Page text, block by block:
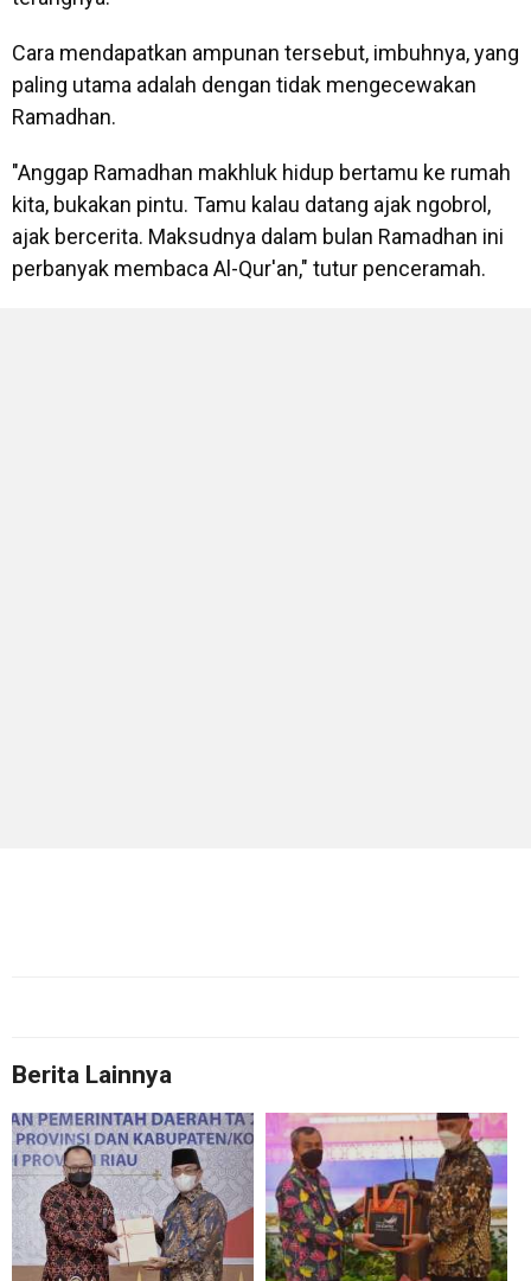
Cara mendapatkan ampunan tersebut, imbuhnya, yang
paling utama adalah dengan tidak mengecewakan
Ramadhan.
"Anggap Ramadhan makhluk hidup bertamu ke rumah
kita, bukakan pintu. Tamu kalau datang ajak ngobrol,
ajak bercerita. Maksudnya dalam bulan Ramadhan ini
perbanyak membaca Al-Qur'an," tutur penceramah.
Berita Lainnya